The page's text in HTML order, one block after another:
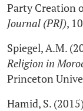
Party Creation
Journal (PRJ),
Spiegel, A.M.
Religion in
Princeton
Hamid, S.